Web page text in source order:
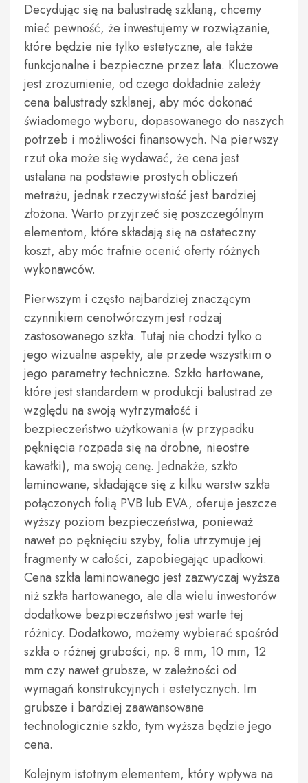
Decydując się na balustradę szklaną, chcemy
mieć pewność, że inwestujemy w rozwiązanie,
które będzie nie tylko estetyczne, ale także
funkcjonalne i bezpieczne przez lata. Kluczowe
jest zrozumienie, od czego dokładnie zależy
cena balustrady szklanej, aby móc dokonać
świadomego wyboru, dopasowanego do naszych
potrzeb i możliwości finansowych. Na pierwszy
rzut oka może się wydawać, że cena jest
ustalana na podstawie prostych obliczeń
metrażu, jednak rzeczywistość jest bardziej
złożona. Warto przyjrzeć się poszczególnym
elementom, które składają się na ostateczny
koszt, aby móc trafnie ocenić oferty różnych
wykonawców.
Pierwszym i często najbardziej znaczącym
czynnikiem cenotwórczym jest rodzaj
zastosowanego szkła. Tutaj nie chodzi tylko o
jego wizualne aspekty, ale przede wszystkim o
jego parametry techniczne. Szkło hartowane,
które jest standardem w produkcji balustrad ze
względu na swoją wytrzymałość i
bezpieczeństwo użytkowania (w przypadku
pęknięcia rozpada się na drobne, nieostre
kawałki), ma swoją cenę. Jednakże, szkło
laminowane, składające się z kilku warstw szkła
połączonych folią PVB lub EVA, oferuje jeszcze
wyższy poziom bezpieczeństwa, ponieważ
nawet po pęknięciu szyby, folia utrzymuje jej
fragmenty w całości, zapobiegając upadkowi.
Cena szkła laminowanego jest zazwyczaj wyższa
niż szkła hartowanego, ale dla wielu inwestorów
dodatkowe bezpieczeństwo jest warte tej
różnicy. Dodatkowo, możemy wybierać spośród
szkła o różnej grubości, np. 8 mm, 10 mm, 12
mm czy nawet grubsze, w zależności od
wymagań konstrukcyjnych i estetycznych. Im
grubsze i bardziej zaawansowane
technologicznie szkło, tym wyższa będzie jego
cena.
Kolejnym istotnym elementem, który wpływa na